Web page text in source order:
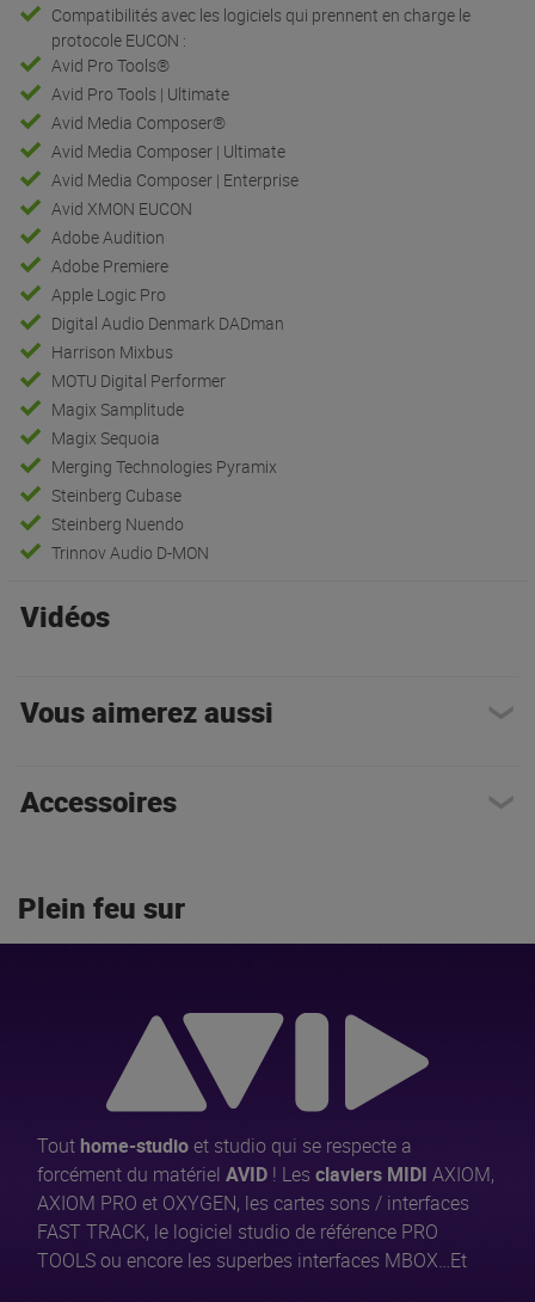
Compatibilités avec les logiciels qui prennent en charge le
protocole EUCON :
Avid Pro Tools®
Avid Pro Tools | Ultimate
Avid Media Composer®
Avid Media Composer | Ultimate
Avid Media Composer | Enterprise
Avid XMON EUCON
Adobe Audition
Adobe Premiere
Apple Logic Pro
Digital Audio Denmark DADman
Harrison Mixbus
MOTU Digital Performer
Magix Samplitude
Magix Sequoia
Merging Technologies Pyramix
Steinberg Cubase
Steinberg Nuendo
Trinnov Audio D-MON
Vidéos
Vous aimerez aussi
Accessoires
Plein feu sur
Tout home-studioet studio qui se respecte a
forcément du matériel AVID ! Les claviers MIDI AXIOM,
AXIOM PRO et OXYGEN, les cartes sons / interfaces
FAST TRACK, le logiciel studio de référence PRO
TOOLS ou encore les superbes interfaces MBOX…Et